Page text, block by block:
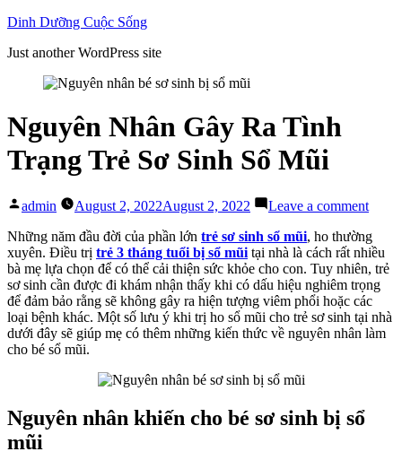
Skip
content
Dinh Dưỡng Cuộc Sống
Just another WordPress site
Nguyên Nhân Gây Ra Tình
Trạng Trẻ Sơ Sinh Sổ Mũi
Posted
admin August 2, 2022August 2, 2022 Leave a commenton
Nhân
Gây
Ra
Tình
Trạng
Trẻ
Sơ
Những năm đầu đời của phần lớn trẻ sơ sinh sổ mũi, ho thường
xuyên. Điều trị trẻ 3 tháng tuổi bị sổ mũi tại nhà là cách rất nhiều
bà mẹ lựa chọn để có thể cải thiện sức khỏe cho con. Tuy nhiên, trẻ
sơ sinh cần được đi khám nhận thấy khi có dấu hiệu nghiêm trọng
để đảm bảo rằng sẽ không gây ra hiện tượng viêm phổi hoặc các
loại bệnh khác. Một số lưu ý khi trị ho sổ mũi cho trẻ sơ sinh tại nhà
dưới đây sẽ giúp mẹ có thêm những kiến thức về nguyên nhân làm
cho bé sổ mũi.
Nguyên nhân khiến cho bé sơ sinh bị sổ
mũi